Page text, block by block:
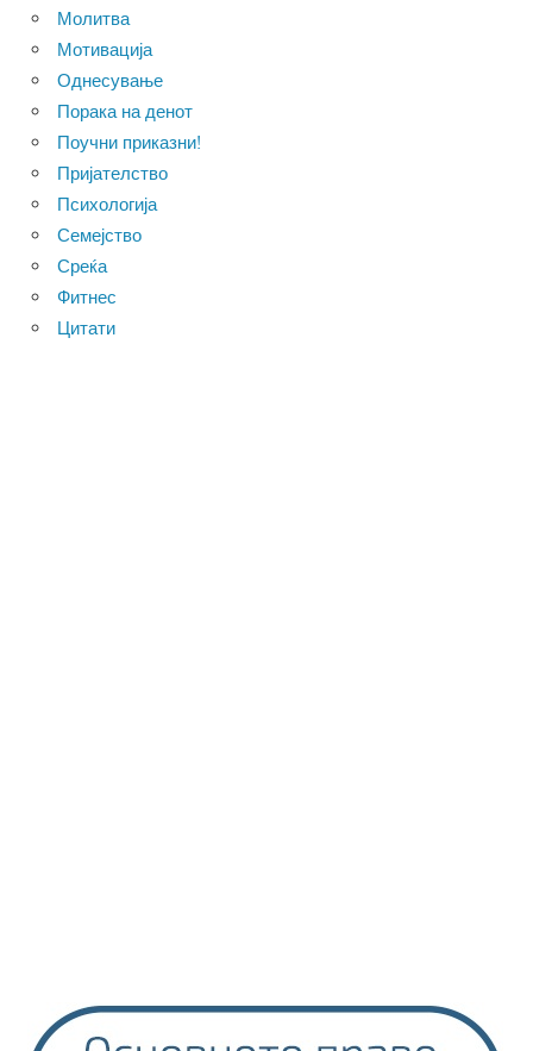
Молитва
Мотивација
Однесување
Порака на денот
Поучни приказни!
Пријателство
Психологија
Семејство
Среќа
Фитнес
Цитати